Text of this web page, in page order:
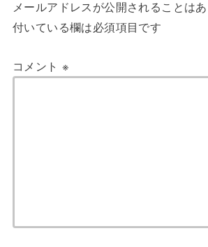
メールアドレスが公開されることはあ
付いている欄は必須項目です
コメント ※